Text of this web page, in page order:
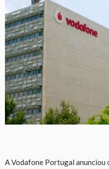
A Vodafone Portugal anunciou